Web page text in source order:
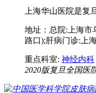
上海华山医院是
地址：总院:上海市
路口);肝病门诊:上
重点科室: 神经内科
2020版复旦全国医